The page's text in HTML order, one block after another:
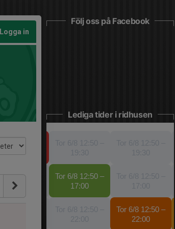
Logga in
Följ oss på Facebook
Lediga tider i ridhusen